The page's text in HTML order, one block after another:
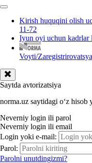
Kirish huquqini olish
11-72
Iyun oyi uchun kadrlar
Voyti/Zaregistrirovatsya
Saytda avtorizatsiya
norma.uz saytidagi oʻz
Neverniy login ili parol
Neverniy login ili email
Login yoki e-mail:
Parol:
Parolni unutdingizmi?